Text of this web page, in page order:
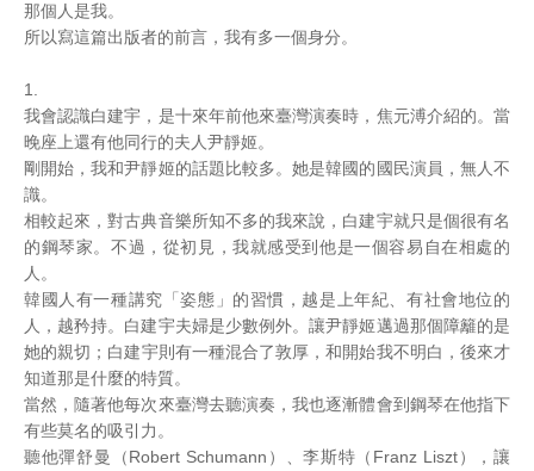
那個人是我。
所以寫這篇出版者的前言，我有多一個身分。
1.
我會認識白建宇，是十來年前他來臺灣演奏時，焦元溥介紹的。當
晚座上還有他同行的夫人尹靜姬。
剛開始，我和尹靜姬的話題比較多。她是韓國的國民演員，無人不
識。
相較起來，對古典音樂所知不多的我來說，白建宇就只是個很有名
的鋼琴家。不過，從初見，我就感受到他是一個容易自在相處的
人。
韓國人有一種講究「姿態」的習慣，越是上年紀、有社會地位的
人，越矜持。白建宇夫婦是少數例外。讓尹靜姬邁過那個障籬的是
她的親切；白建宇則有一種混合了敦厚，和開始我不明白，後來才
知道那是什麼的特質。
當然，隨著他每次來臺灣去聽演奏，我也逐漸體會到鋼琴在他指下
有些莫名的吸引力。
聽他彈舒曼（Robert Schumann）、李斯特（Franz Liszt），讓